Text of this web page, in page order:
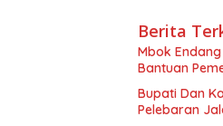
Berita
Mbok
Bantuan
​Bupati Dan
Pelebaran